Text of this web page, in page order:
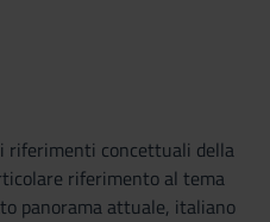
riferimenti concettuali della
riferimento al tema
panorama attuale, italiano